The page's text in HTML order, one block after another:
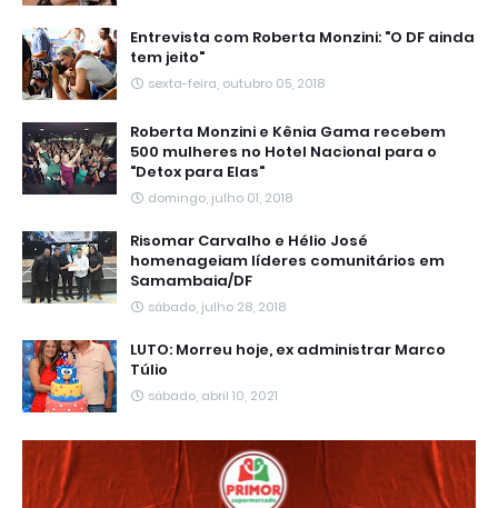
Entrevista com Roberta Monzini: "O DF ainda
tem jeito"
sexta-feira, outubro 05, 2018
Roberta Monzini e Kênia Gama recebem
500 mulheres no Hotel Nacional para o
"Detox para Elas"
domingo, julho 01, 2018
Risomar Carvalho e Hélio José
homenageiam líderes comunitários em
Samambaia/DF
sábado, julho 28, 2018
LUTO: Morreu hoje, ex administrar Marco
Túlio
sábado, abril 10, 2021